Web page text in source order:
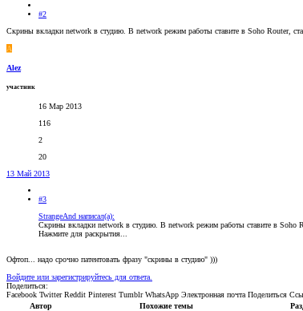
#2
Скрины вкладки network в студию. В network режим работы ставите в Soho Router,
A
Alez
участник
16 Мар 2013
116
2
20
13 Май 2013
#3
StrangeAnd написал(а):
Скрины вкладки network в студию. В network режим работы ставите в Soho
Нажмите для раскрытия...
Офтоп... надо срочно патентовать фразу "скрины в студию" )))
Войдите или зарегистрируйтесь для ответа.
Поделиться:
Facebook Twitter Reddit Pinterest Tumblr WhatsApp Электронная почта Поделиться
Автор
Похожие темы